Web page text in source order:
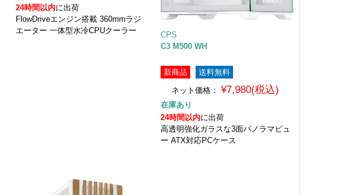
24時間以内に出荷
FlowDriveエンジン搭載 360mmラジ
エーター 一体型水冷CPUクーラー
CPS
C3 M500 WH
新商品
送料無料
ネット価格：
¥7,980(税込)
在庫あり
24時間以内に出荷
高透明強化ガラスな3面パノラマビュ
ー ATX対応PCケース